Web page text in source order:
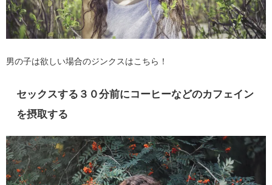
男の子は欲しい場合のジンクスはこちら！
セックスする３０分前にコーヒーなどのカフェイン
を摂取する